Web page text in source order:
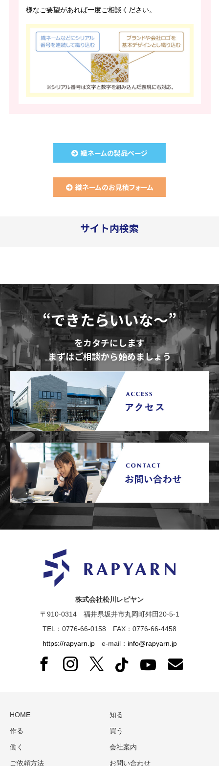
様なご要望があれば一度ご相談ください。
織ネームの製品ページ
織ネームのお見積フォーム
サイト内検索
“できたらいいな～”
をカタチにします
まずはご相談から始めましょう
株式会社松川レピヤン
〒910-0314 福井県坂井市丸岡町舛田20-5-1
TEL：0776-66-0158 FAX：0776-66-4458
https://rapyarn.jpe-mail： info@rapyarn.jp
HOME 知る
作る 買う
働く 会社案内
ご依頼方法 お問い合わせ